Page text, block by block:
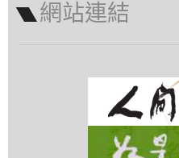
網站連結